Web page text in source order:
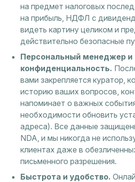
на предмет налоговых
на прибыль, НДФЛ с
видеть картину целиком и
действительно безопасные
Персональный менеджер и
конфиденциальность.
вами закрепляется куратор,
историю ваших вопросов,
напоминает о важных
необходимости обновить
адреса). Все данные
NDA, и мы никогда не
клиентах даже в
письменного разрешения.
Быстрота и удобство.